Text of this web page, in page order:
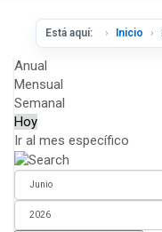
Está aquí: Inicio
Anual
Mensual
Semanal
Hoy
Ir al mes específico